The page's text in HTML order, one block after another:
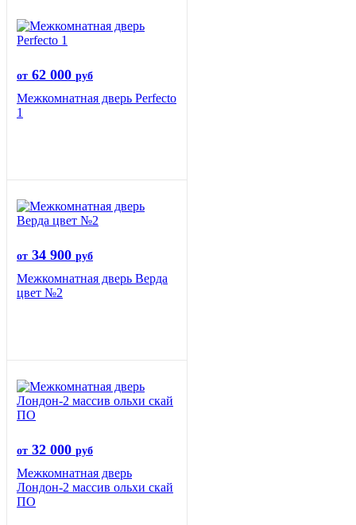
от 62 000 руб
Межкомнатная дверь Perfecto
1
от 34 900 руб
Межкомнатная дверь Верда
цвет №2
от 32 000 руб
Межкомнатная дверь
Лондон-2 массив ольхи скай
ПО